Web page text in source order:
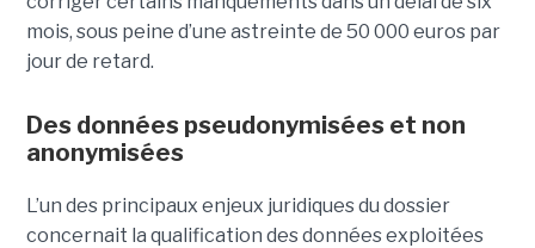
mois, sous peine d’une astreinte de 50 000 euros par
jour de retard.
Des données pseudonymisées et non
anonymisées
L’un des principaux enjeux juridiques du dossier
concernait la qualification des données exploitées